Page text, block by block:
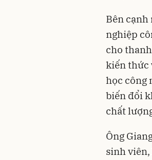
Bên
nghiệp
cho
kiến thức
học công
biến đổi
chất
Ông
sinh